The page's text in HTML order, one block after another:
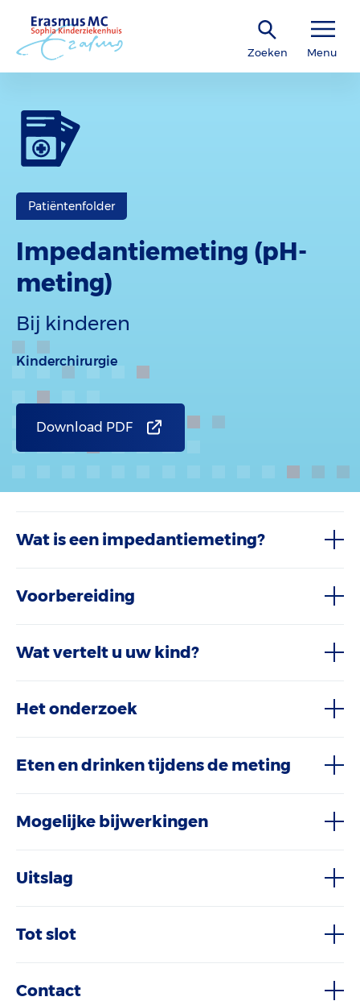
Zoeken Menu
Patiëntenfolder
Impedantiemeting (pH-
meting)
Bij kinderen
Kinderchirurgie
Download PDF
Wat is een impedantiemeting?
Voorbereiding
Wat vertelt u uw kind?
Het onderzoek
Eten en drinken tijdens de meting
Mogelijke bijwerkingen
Uitslag
Tot slot
Contact